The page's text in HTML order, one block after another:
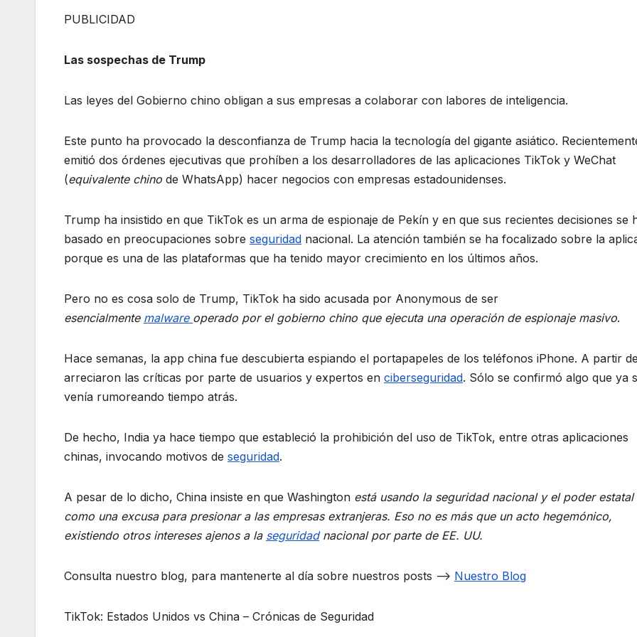
PUBLICIDAD
Las sospechas de Trump
Las leyes del Gobierno chino obligan a sus empresas a colaborar con labores de inteligencia.
Este punto ha provocado la desconfianza de Trump hacia la tecnología del gigante asiático.
emitió dos órdenes ejecutivas que prohíben a los desarrolladores de las aplicaciones TikTok y WeChat
(equivalente chino de WhatsApp) hacer negocios con empresas estadounidenses.
Trump ha insistido en que TikTok es un arma de espionaje de Pekín y en que sus recientes decisiones se
basado en preocupaciones sobre seguridad nacional. La atención también se ha focalizado sobre la
porque es una de las plataformas que ha tenido mayor crecimiento en los últimos años.
Pero no es cosa solo de Trump, TikTok ha sido acusada por Anonymous de ser
esencialmente malware operado por el gobierno chino que ejecuta una operación de espionaje masivo.
Hace semanas, la app china fue descubierta espiando el portapapeles de los teléfonos iPhone. A partir
arreciaron las críticas por parte de usuarios y expertos en ciberseguridad. Sólo se confirmó algo que ya
venía rumoreando tiempo atrás.
De hecho, India ya hace tiempo que estableció la prohibición del uso de TikTok, entre otras aplicaciones
chinas, invocando motivos de seguridad.
A pesar de lo dicho, China insiste en que Washington está usando la seguridad nacional y el poder estatal
como una excusa para presionar a las empresas extranjeras. Eso no es más que un acto hegemónico,
existiendo otros intereses ajenos a la seguridadnacional por parte de EE. UU.
Consulta nuestro blog, para mantenerte al día sobre nuestros posts –> Nuestro Blog
TikTok: Estados Unidos vs China – Crónicas de Seguridad